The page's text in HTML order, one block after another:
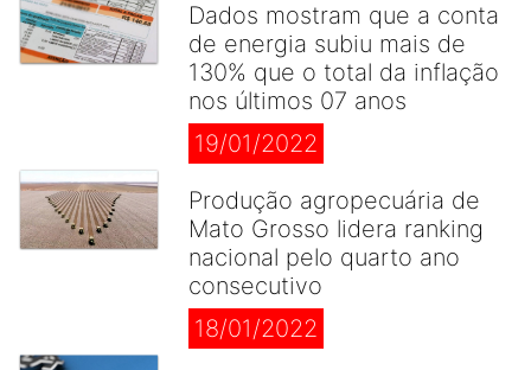
Dados mostram que a conta
de energia subiu mais de
130% que o total da inflação
nos últimos 07 anos
19/01/2022
Produção agropecuária de
Mato Grosso lidera ranking
nacional pelo quarto ano
consecutivo
18/01/2022